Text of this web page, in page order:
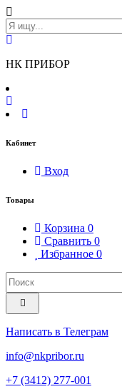
НК ПРИБОР
Кабинет
Вход
Товары
Корзина 0
Сравнить 0
Избранное 0
Написать в Телеграм
info@nkpribor.ru
+7 (3412) 277-001